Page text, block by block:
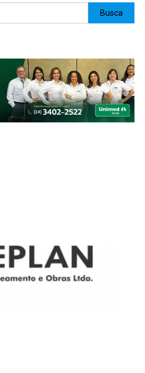
Busca